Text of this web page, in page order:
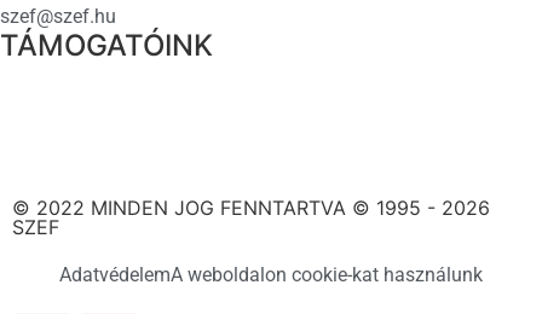
szef@szef.hu
TÁMOGATÓINK
© 2022 MINDEN JOG FENNTARTVA © 1995 - 2026
SZEF
AdatvédelemA weboldalon cookie-kat használunk